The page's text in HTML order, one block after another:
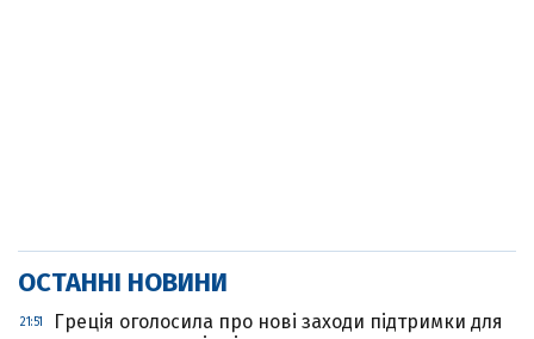
ОСТАННІ НОВИНИ
21:51
Греція оголосила про нові заходи підтримки для